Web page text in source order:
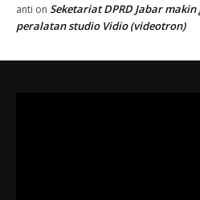
anti on Seketariat DPRD Jabar
peralatan studio Vidio (videotron)